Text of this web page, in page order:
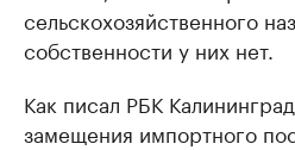
сельскохозяйственного
собственности у них нет.
Как писал РБК
замещения импортного